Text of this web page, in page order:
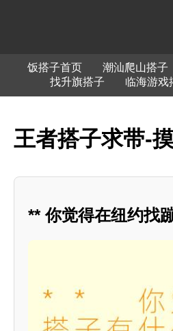
饭搭子首页 潮汕爬山搭子
找升旗搭子
临海游戏
王者搭子求带-
** 你觉得在纽约找